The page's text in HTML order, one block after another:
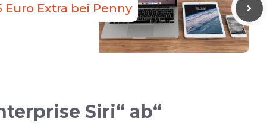
Euro Extra bei Penny
Siri“ ab“